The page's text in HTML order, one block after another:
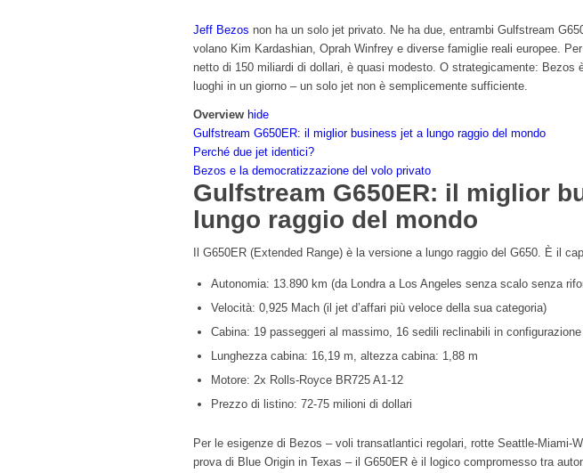
Jeff Bezos non ha un solo jet privato. Ne ha due, entrambi Gulfstream
volano Kim Kardashian, Oprah Winfrey e diverse famiglie reali europee.
netto di 150 miliardi di dollari, è quasi modesto. O strategicamente: Bezos
luoghi in un giorno – un solo jet non è semplicemente sufficiente.
Overview hide
Gulfstream G650ER: il miglior business jet a lungo raggio del mondo
Perché due jet identici?
Bezos e la democratizzazione del volo privato
Gulfstream G650ER: il miglior
lungo raggio del mondo
Il G650ER (Extended Range) è la versione a lungo raggio del G650. È il
Autonomia: 13.890 km (da Londra a Los Angeles senza scalo senza
Velocità: 0,925 Mach (il jet d’affari più veloce della sua categoria)
Cabina: 19 passeggeri al massimo, 16 sedili reclinabili in
Lunghezza cabina: 16,19 m, altezza cabina: 1,88 m
Motore: 2x Rolls-Royce BR725 A1-12
Prezzo di listino: 72-75 milioni di dollari
Per le esigenze di Bezos – voli transatlantici regolari, rotte Seattle-Miami-
prova di Blue Origin in Texas – il G650ER è il logico compromesso tra